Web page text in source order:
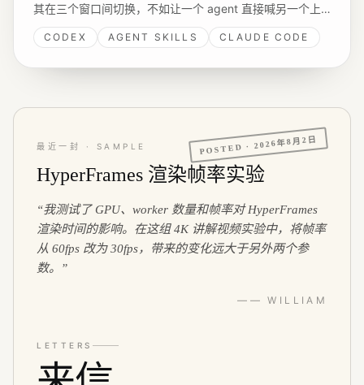
其在三个窗口间切换，不如让一个 agent 直接喊另一个上
场。聊聊我做的 codex-cli skill：用 codex exec 把 Codex
CLI 包成可装能力，任何 agent 装上就能委托并把它藏起来
CODEX AGENT SKILLS CLAUDE CODE
POSTED ·2026年8月2日
最近一封 · SAMPLE
HyperFrames 渲染帧率实验
“我测试了 GPU、worker 数量和帧率对 HyperFrames
渲染时间的影响。在这组 4K 讲解视频实验中，将帧率
从 60fps 改为 30fps，带来的变化远大于另外两个参
数。
”
—— WILLIAM
LETTERS